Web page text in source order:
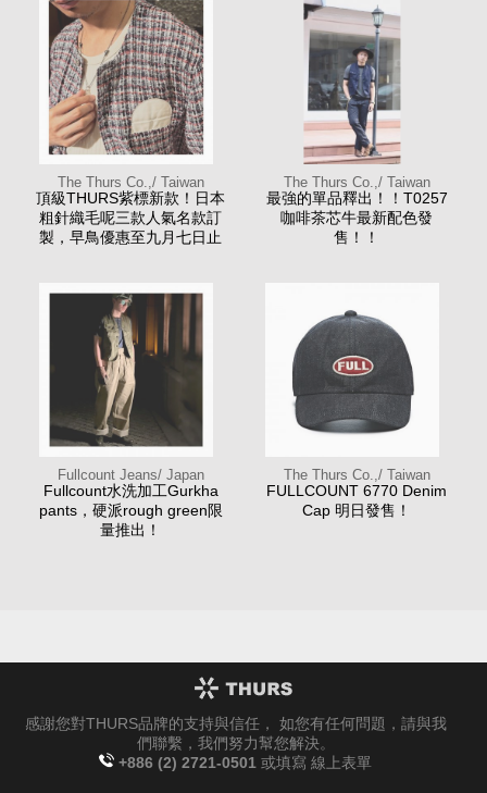
The Thurs Co.,/ Taiwan
頂級THURS紫標新款！日本
粗針織毛呢三款人氣名款訂
製，早鳥優惠至九月七日止
The Thurs Co.,/ Taiwan
最強的單品釋出！！T0257
咖啡茶芯牛最新配色發
售！！
Fullcount Jeans/ Japan
Fullcount水洗加工Gurkha
pants，硬派rough green限
量推出！
The Thurs Co.,/ Taiwan
FULLCOUNT 6770 Denim
Cap 明日發售！
感謝您對THURS品牌的支持與信任， 如您有任何問題，請與我
們聯繫，我們努力幫您解決。
+886 (2) 2721-0501 或填寫線上表單